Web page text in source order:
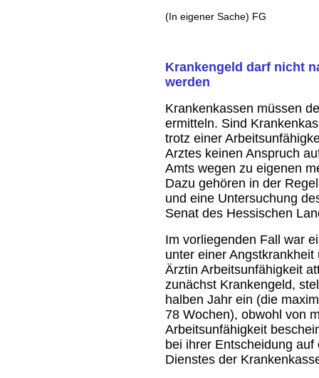
(In eigener Sache) FG
Krankengeld darf nicht
werden
Krankenkassen müssen
ermitteln. Sind
trotz einer
Arztes keinen Anspruch
Amts wegen zu eigenen
Dazu gehören in der
und eine Untersuchung
Senat des Hessischen
Im vorliegenden Fall war
unter einer
Ärztin Arbeitsunfähigkeit
zunächst Krankengeld,
halben Jahr ein (die
78 Wochen), obwohl von
Arbeitsunfähigkeit
bei ihrer Entscheidung
Dienstes der